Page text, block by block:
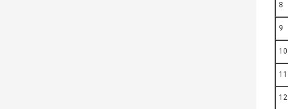
8
9
10
11
12